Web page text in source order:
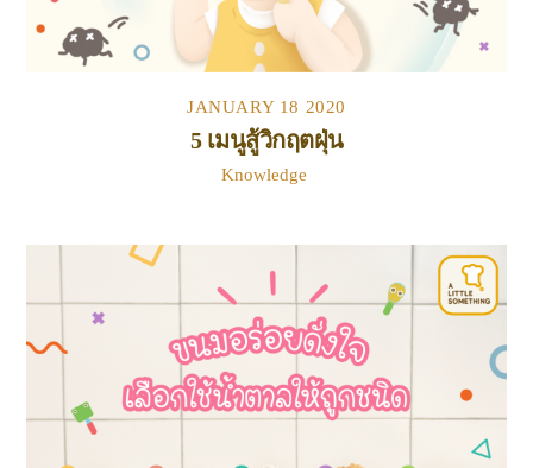
JANUARY 18 2020
5 เมนูสู้วิกฤตฝุ่น
Knowledge